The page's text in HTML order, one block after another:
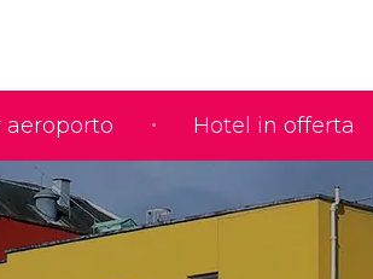
aeroporto Hotel in offerta